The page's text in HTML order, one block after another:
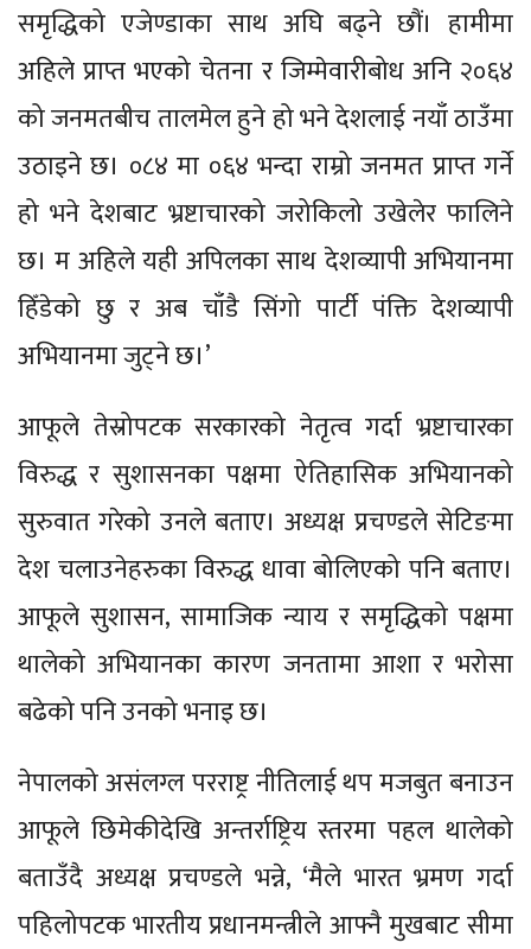
समृद्धिको एजेण्डाका साथ अघि बढ्ने छौं। हामीमा
अहिले प्राप्त भएको चेतना र जिम्मेवारीबोध अनि २०६४
को जनमतबीच तालमेल हुने हो भने देशलाई नयाँ ठाउँमा
उठाइने छ। ०८४ मा ०६४ भन्दा राम्रो जनमत प्राप्त गर्ने
हो भने देशबाट भ्रष्टाचारको जरोकिलो उखेलेर फालिने
छ। म अहिले यही अपिलका साथ देशव्यापी अभियानमा
हिँडेको छु र अब चाँडै सिंगो पार्टी पंक्ति देशव्यापी
अभियानमा जुट्ने छ।’
आफूले तेस्रोपटक सरकारको नेतृत्व गर्दा भ्रष्टाचारका
विरुद्ध र सुशासनका पक्षमा ऐतिहासिक अभियानको
सुरुवात गरेको उनले बताए। अध्यक्ष प्रचण्डले सेटिङमा
देश चलाउनेहरुका विरुद्ध धावा बोलिएको पनि बताए।
आफूले सुशासन, सामाजिक न्याय र समृद्धिको पक्षमा
थालेको अभियानका कारण जनतामा आशा र भरोसा
बढेको पनि उनको भनाइ छ।
नेपालको असंलग्ल परराष्ट्र नीतिलाई थप मजबुत बनाउन
आफूले छिमेकीदेखि अन्तर्राष्ट्रिय स्तरमा पहल थालेको
बताउँदै अध्यक्ष प्रचण्डले भन्ने, ‘मैले भारत भ्रमण गर्दा
पहिलोपटक भारतीय प्रधानमन्त्रीले आफ्नै मुखबाट सीमा